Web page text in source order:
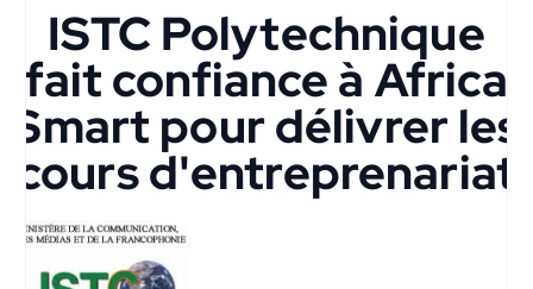
ISTC Polytechnique
fait confiance à Africa
Smart pour délivrer les
cours d'entreprenariat